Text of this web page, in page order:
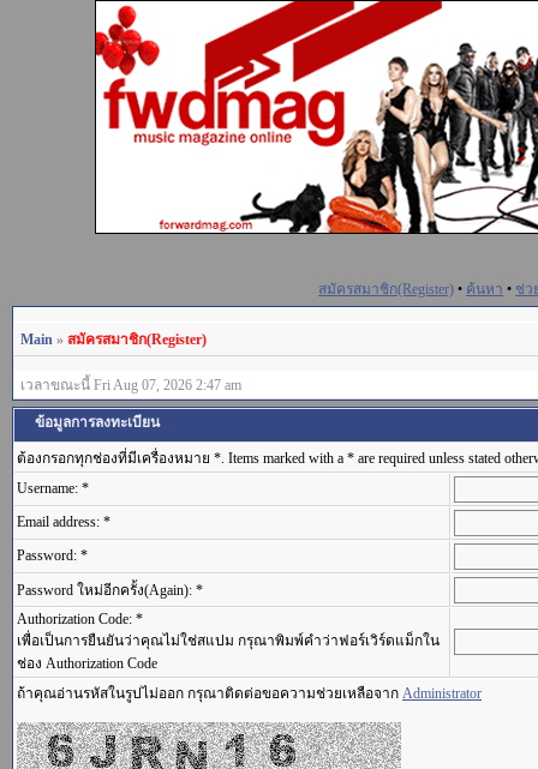
สมัครสมาชิก(Register) • ค้นหา • ช่ว
Main » สมัครสมาชิก(Register)
เวลาขณะนี้ Fri Aug 07, 2026 2:47 am
ข้อมูลการลงทะเบียน
ต้องกรอกทุกช่องที่มีเครื่องหมาย *. Items marked with a * are required unless stated
Username: *
Email address: *
Password: *
Password ใหม่อีกครั้ง(Again): *
Authorization Code: *
เพื่อเป็นการยืนยันว่าคุณไม่ใช่สแปม กรุณาพิมพ์คำว่าฟอร์เวิร์ดแม็กใน
ช่อง Authorization Code
ถ้าคุณอ่านรหัสในรูปไม่ออก กรุณาติดต่อขอความช่วยเหลือจาก Administrator